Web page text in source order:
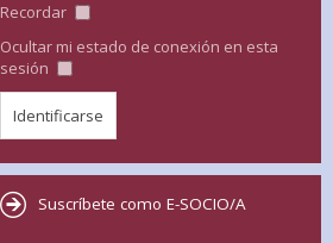
Recordar
Ocultar mi estado de conexión en esta
sesión
Suscríbete como E-SOCIO/A